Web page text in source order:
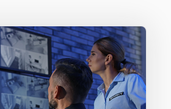
校园安全
力、远程监控、访客验证、威胁
校园监控，从而提高整个校园环
境的安全性。